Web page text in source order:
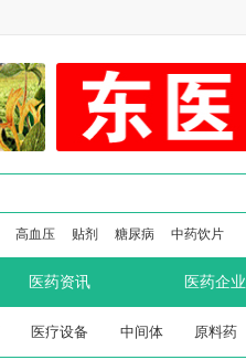
高血压 贴剂 糖尿病 中药饮片
医药资讯 医药企业
医疗设备 中间体 原料药